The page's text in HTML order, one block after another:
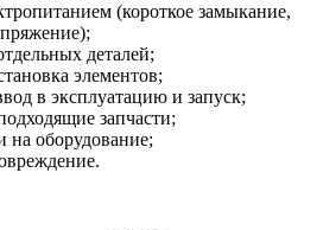
(короткое замыкание,
деталей;
элементов;
в эксплуатацию и запуск;
запчасти;
на оборудование;